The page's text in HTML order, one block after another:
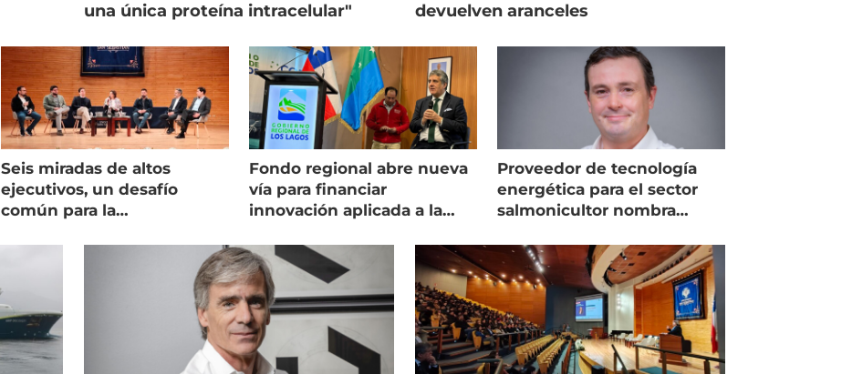
una única proteína intracelular"
devuelven aranceles
Seis miradas de altos
ejecutivos, un desafío
común para la
Fondo regional abre nueva
vía para financiar
innovación aplicada a la
Proveedor de tecnología
energética para el sector
salmonicultor nombra